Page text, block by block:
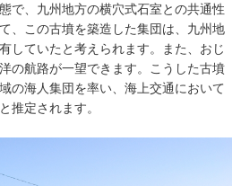
で、九州地方の横穴式石室との共通性
、この古墳を築造した集団は、九州地
していたと考えられます。また、おじ
の航路が一望できます。こうした古墳
の海人集団を率い、海上交通において
推定されます。